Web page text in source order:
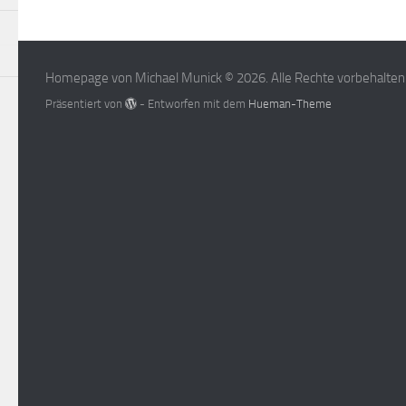
Homepage von Michael Munick © 2026. Alle Rechte
Präsentiert von - Entworfen mit dem Hueman-Theme